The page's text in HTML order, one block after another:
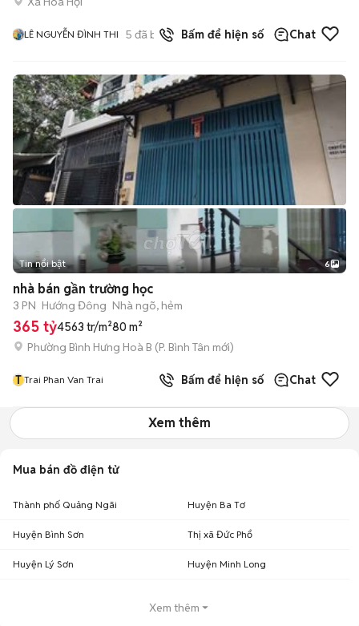
LÊ NGUYỄN ĐÌNH THI 5 đã bán Bấm để hiện số Chat
+2
Tin nổi bật 6
nhà bán gần trường học
3 PN Hướng Đông Nhà ngõ, hẻm
365 tỷ4563 tr/m²80 m²
Phường Bình Hưng Hoà B (P. Bình Tân mới)
T Trai Phan Van Trai Bấm để hiện số Chat
Xem thêm
Mua bán đồ điện tử
Thành phố Quảng Ngãi Huyện Ba Tơ
Huyện Bình Sơn Thị xã Đức Phổ
Huyện Lý Sơn Huyện Minh Long
Xem thêm